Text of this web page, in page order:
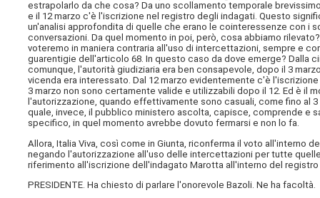
estrapolarlo da che cosa? Da uno scollamento temporale
e il 12 marzo c'è l'iscrizione nel registro degli indagati. Questo
un'analisi approfondita di quelle che erano le cointeressenze con i
conversazioni. Da quel momento in poi, però, cosa abbiamo
voteremo in maniera contraria all'uso di intercettazioni, sempre e
guarentigie dell'articolo 68. In questo caso da dove emerge? Dalla
comunque, l'autorità giudiziaria era ben consapevole, dopo il 3
vicenda era interessato. Dal 12 marzo evidentemente c'è
3 marzo non sono certamente valide e utilizzabili dopo il 12. Ed è
l'autorizzazione, quando effettivamente sono casuali, come fino al
quale, invece, il pubblico ministero ascolta, capisce, comprende e
specifico, in quel momento avrebbe dovuto fermarsi e non lo fa.
Allora, Italia Viva, così come in Giunta, riconferma il voto all'interno
negando l'autorizzazione all'uso delle intercettazioni per tutte
riferimento all'iscrizione dell'indagato Marotta all'interno del
PRESIDENTE. Ha chiesto di parlare l'onorevole Bazoli. Ne ha facoltà.